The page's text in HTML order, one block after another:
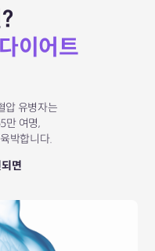
이어트
압 유병자는
만 여명,
박합니다.
면